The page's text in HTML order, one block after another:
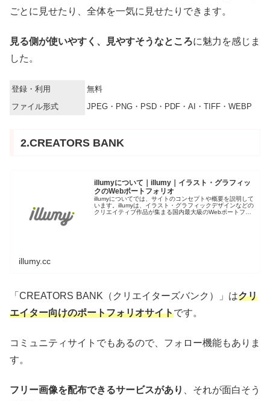
ごとに見せたり、全体を一気に見せたりできます。
見る側が使いやすく、見やすそうなところに魅力を感じま
した。
登録・利用
無料
ファイル形式
JPEG・PNG・PSD・PDF・AI・TIFF・WEBP
2.CREATORS BANK
illumyについて｜illumy｜イラスト・グラフィッ
クのWebポートフォリオ
illumyについてでは、サイトのコンセプトや概要を説明して
います。illumyは、イラスト・グラフィックデザインなどの
クリエイティブ作品が集まる国内最大級のWebポートフォ
illumy.cc
「CREATORS BANK（クリエイターズバンク）」はクリ
エイター向けのポートフォリオサイトです。
コミュニティサイトでもあるので、フォロー機能もありま
す。
フリー画像を配布できるサービスがあり
、それが面白そう